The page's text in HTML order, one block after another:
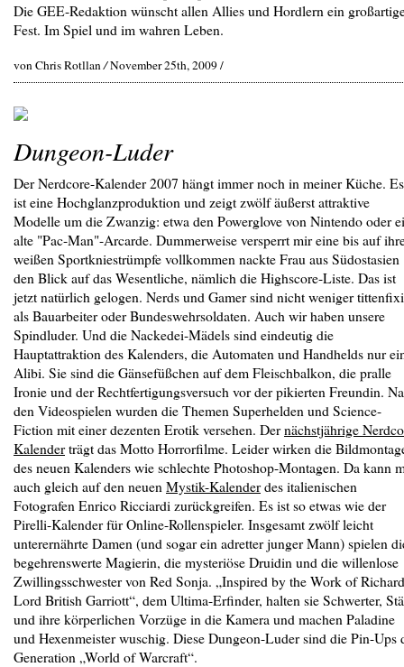
Die GEE-Redaktion wünscht allen Allies und Hordlern ein
Fest. Im Spiel und im wahren Leben.
von Chris Rotllan/November 25th, 2009 /
Dungeon-Luder
Der Nerdcore-Kalender 2007 hängt immer noch in meiner Küche. Es
ist eine Hochglanzproduktion und zeigt zwölf äußerst attraktive
Modelle um die Zwanzig: etwa den Powerglove von Nintendo oder
alte "Pac-Man"-Arcarde. Dummerweise versperrt mir eine bis auf
weißen Sportkniestrümpfe vollkommen nackte Frau aus Südostasien
den Blick auf das Wesentliche, nämlich die Highscore-Liste. Das ist
jetzt natürlich gelogen. Nerds und Gamer sind nicht weniger
als Bauarbeiter oder Bundeswehrsoldaten. Auch wir haben unsere
Spindluder. Und die Nackedei-Mädels sind eindeutig die
Hauptattraktion des Kalenders, die Automaten und Handhelds nur
Alibi. Sie sind die Gänsefüßchen auf dem Fleischbalkon, die pralle
Ironie und der Rechtfertigungsversuch vor der pikierten Freundin.
den Videospielen wurden die Themen Superhelden und Science-
Fiction mit einer dezenten Erotik versehen. Dernächstjährige
Kalenderträgt das Motto Horrorfilme. Leider wirken die
des neuen Kalenders wie schlechte Photoshop-Montagen. Da kann
auch gleich auf den neuen Mystik-Kalenderdes italienischen
Fotografen Enrico Ricciardi zurückgreifen. Es ist so etwas wie der
Pirelli-Kalender für Online-Rollenspieler. Insgesamt zwölf leicht
unterernährte Damen (und sogar ein adretter junger Mann) spielen
begehrenswerte Magierin, die mysteriöse Druidin und die willenlose
Zwillingsschwester von Red Sonja. „Inspired by the Work of Richard
Lord British Garriott“, dem Ultima-Erfinder, halten sie Schwerter,
und ihre körperlichen Vorzüge in die Kamera und machen Paladine
und Hexenmeister wuschig. Diese Dungeon-Luder sind die Pin-Ups
Generation „World of Warcraft“.